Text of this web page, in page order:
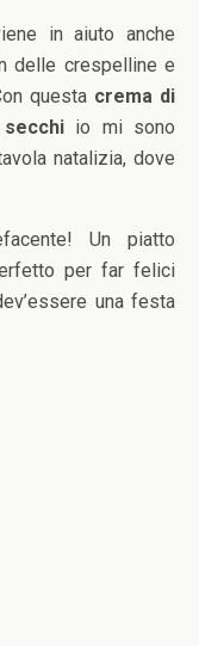
in aiuto anche
delle crespelline e
questa crema di
io mi sono
natalizia, dove
Un piatto
per far felici
una festa